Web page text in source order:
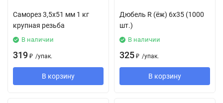
Саморез 3,5х51 мм 1 кг
крупная резьба
В наличии
319 ₽ /упак.
В корзину
Дюбель R (ёж) 6х35 (1000
шт.)
В наличии
325 ₽ /упак.
В корзину